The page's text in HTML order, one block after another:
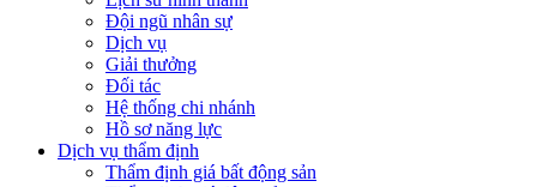
Đội ngũ nhân sự
Dịch vụ
Giải thưởng
Đối tác
Hệ thống chi nhánh
Hồ sơ năng lực
Dịch vụ thẩm định
Thẩm định giá bất động sản